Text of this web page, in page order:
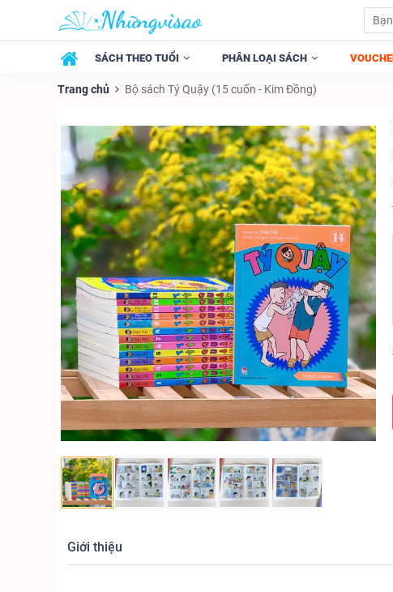
SÁCH THEO TUỔI PHÂN LOẠI SÁCH
Trang chủ Bộ sách Tý Quậy (15 cuốn - Kim Đồng)
Giới thiệu